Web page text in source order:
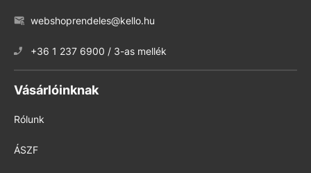
webshoprendeles@kello.hu
+36 1 237 6900 / 3-as mellék
Vásárlóinknak
Rólunk
ÁSZF